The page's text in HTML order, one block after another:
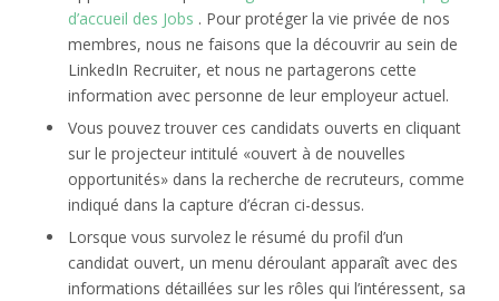
d’accueil des Jobs . Pour protéger la vie privée de nos
membres, nous ne faisons que la découvrir au sein de
LinkedIn Recruiter, et nous ne partagerons cette
information avec personne de leur employeur actuel.
Vous pouvez trouver ces candidats ouverts en cliquant
sur le projecteur intitulé «ouvert à de nouvelles
opportunités» dans la recherche de recruteurs, comme
indiqué dans la capture d’écran ci-dessus.
Lorsque vous survolez le résumé du profil d’un
candidat ouvert, un menu déroulant apparaît avec des
informations détaillées sur les rôles qui l’intéressent, sa